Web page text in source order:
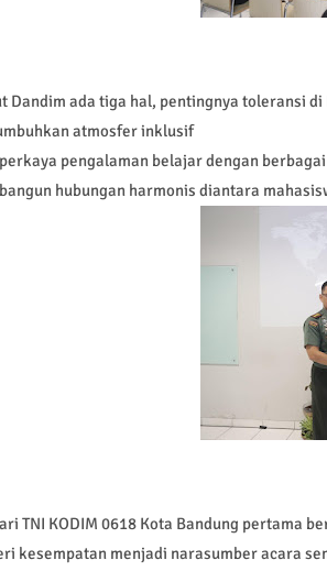
Dandim ada tiga hal, pentingnya toleransi di
atmosfer inklusif
pengalaman belajar dengan
hubungan harmonis diantara
TNI KODIM 0618 Kota Bandung pertama
kesempatan menjadi narasumber acara